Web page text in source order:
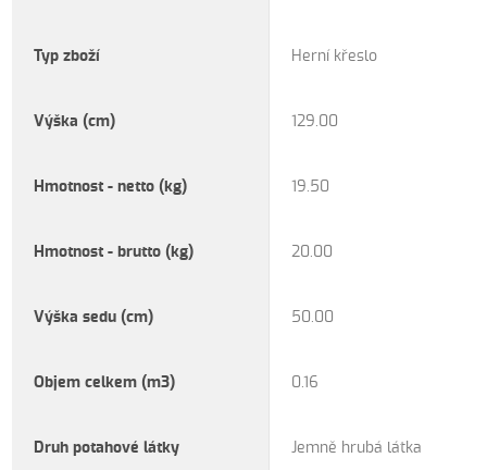
Typ zboží Herní křeslo
Výška (cm) 129.00
Hmotnost - netto (kg) 19.50
Hmotnost - brutto (kg) 20.00
Výška sedu (cm) 50.00
Objem celkem (m3) 0.16
Druh potahové látky Jemně hrubá látka